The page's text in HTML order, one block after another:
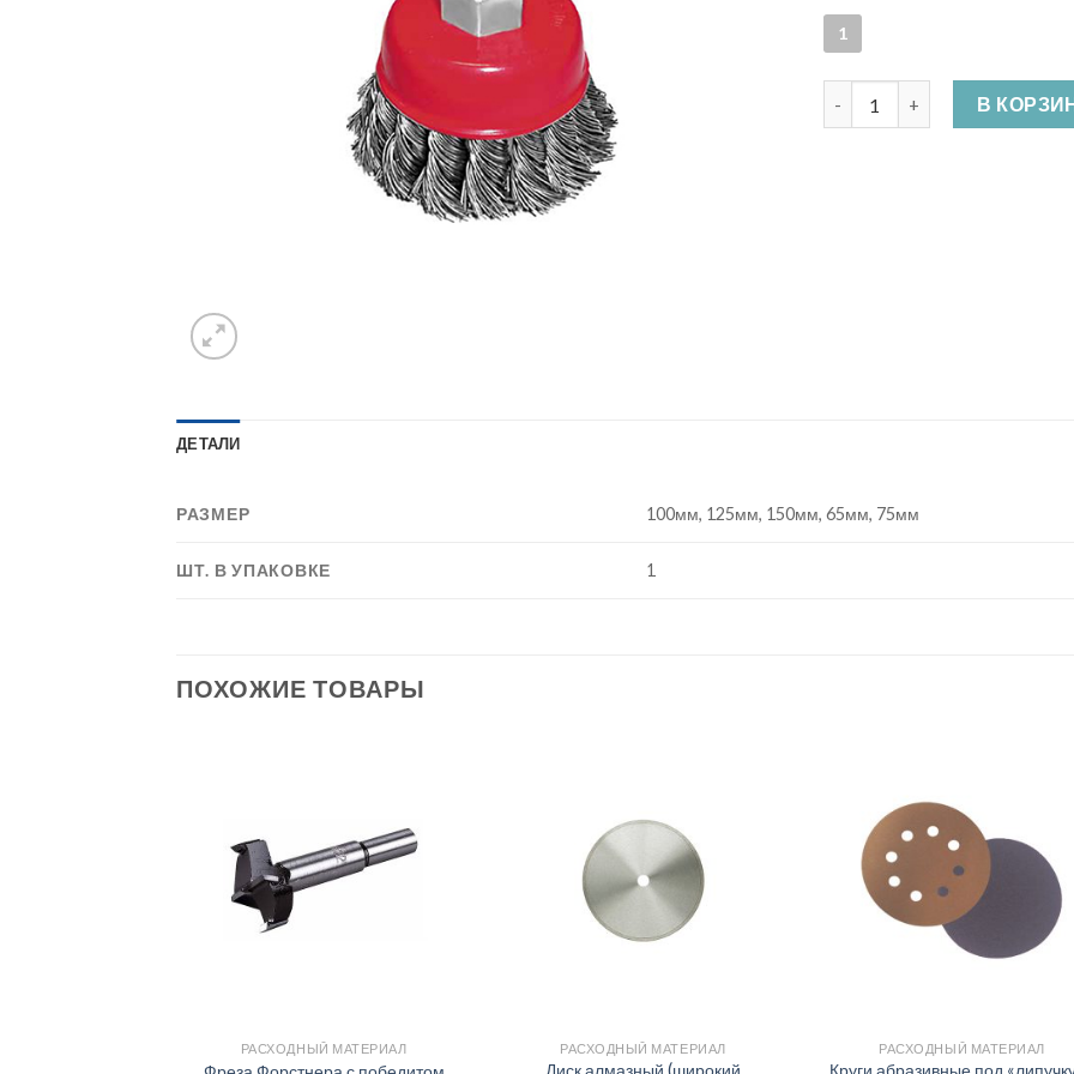
1
Количество Щетка для УШМ.
В
ДЕТАЛИ
РАЗМЕР 100мм, 125мм, 150мм, 65мм, 75мм
ШТ. В УПАКОВКЕ 1
ПОХОЖИЕ ТОВАРЫ
РАСХОДНЫЙ МАТЕРИАЛ РАСХОДНЫЙ МАТЕРИАЛ
Диск алмазный (широкий
РАСХОДНЫЙ МАТЕРИАЛ
Круги абразивные под